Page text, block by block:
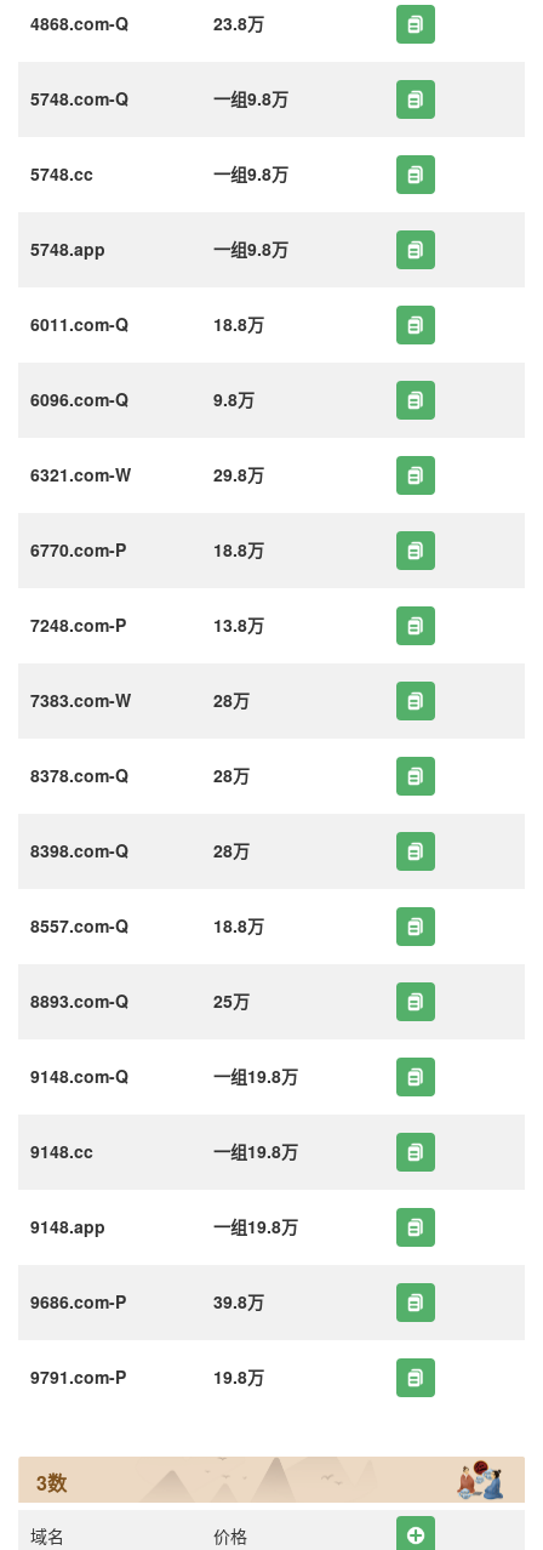
4868.com-Q 23.8万
5748.com-Q 一组9.8万
5748.cc 一组9.8万
5748.app 一组9.8万
6011.com-Q 18.8万
6096.com-Q 9.8万
6321.com-W 29.8万
6770.com-P 18.8万
7248.com-P 13.8万
7383.com-W 28万
8378.com-Q 28万
8398.com-Q 28万
8557.com-Q 18.8万
8893.com-Q 25万
9148.com-Q 一组19.8万
9148.cc 一组19.8万
9148.app 一组19.8万
9686.com-P 39.8万
9791.com-P 19.8万
3数
域名 价格